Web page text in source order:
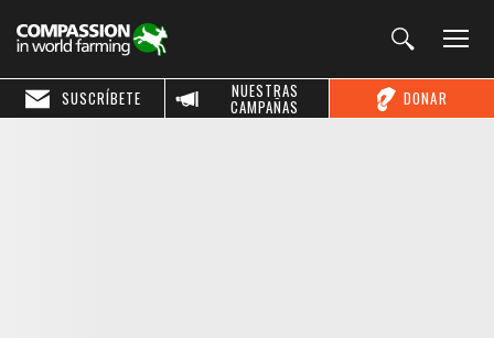
DONAR
NUESTRAS
CAMPAÑAS
SUSCRÍBETE